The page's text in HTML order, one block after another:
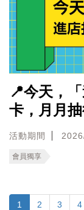
📍今天，
卡，月月
活動期間
會員獨享
1 2 3 4